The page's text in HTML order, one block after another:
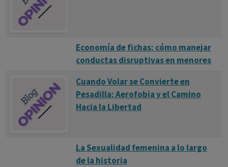
Economía de fichas: cómo manejar
conductas disruptivas en menores
Cuando Volar se Convierte en
Pesadilla: Aerofobia y el Camino
Hacia la Libertad
La Sexualidad femenina a lo largo
de la historia